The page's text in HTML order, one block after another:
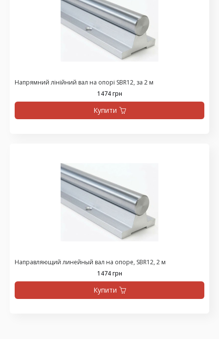
Напрямний лінійний вал на опорі SBR12, за 2 м
1474 грн
Купити
Направляющий линейный вал на опоре, SBR12, 2 м
1474 грн
Купити